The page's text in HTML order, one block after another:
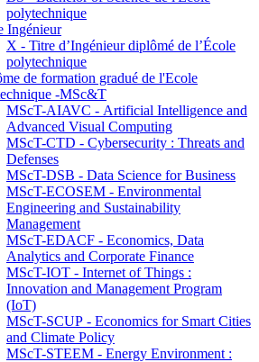
polytechnique
Ingénieur
X - Titre d’Ingénieur diplômé de l’École
polytechnique
de formation gradué de l'Ecole
-MSc&T
MScT-AIAVC - Artificial Intelligence and
Advanced Visual Computing
MScT-CTD - Cybersecurity : Threats and
Defenses
MScT-DSB - Data Science for Business
MScT-ECOSEM - Environmental
Engineering and Sustainability
Management
MScT-EDACF - Economics, Data
Analytics and Corporate Finance
MScT-IOT - Internet of Things :
Innovation and Management Program
(IoT)
MScT-SCUP - Economics for Smart Cities
and Climate Policy
MScT-STEEM - Energy Environment :